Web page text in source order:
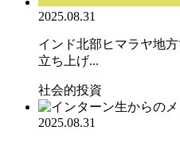
2025.08.31
インド北部ヒマラヤ地
立ち上げ...
社会的投資
2025.08.31